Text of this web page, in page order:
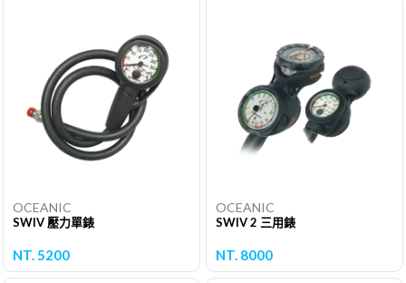
OCEANIC
SWIV 壓力單錶
NT. 5200
OCEANIC
SWIV 2 三用錶
NT. 8000